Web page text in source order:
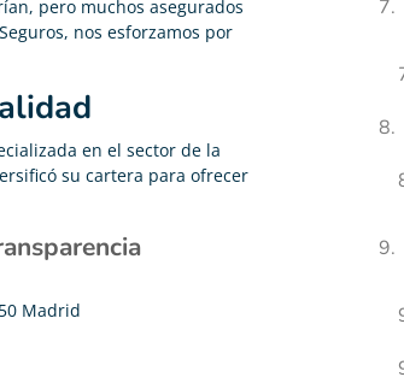
pero muchos asegurados
nos esforzamos por
en el sector de la
su cartera para ofrecer
Madrid